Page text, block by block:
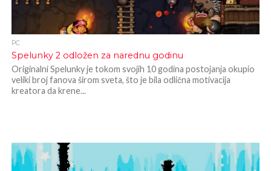
PC
Spelunky 2 odložen za narednu godinu
Originalni Spelunky je tokom svojih 10 godina postojanja okupio
veliki broj fanova širom sveta, što je bila odlična motivacija
kreatora da krene...